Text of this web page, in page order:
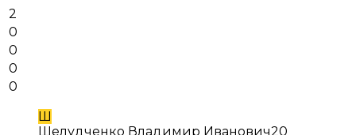
2
0
0
0
0
Ш
Шелудченко Владимир Иванович20